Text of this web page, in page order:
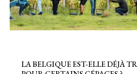
LA BELGIQUE EST-ELLE DÉJÀ